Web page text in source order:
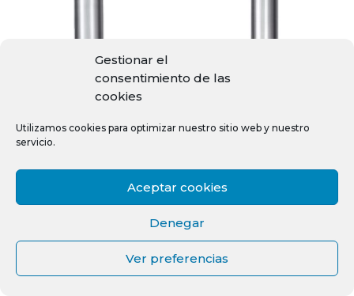
Gestionar el
consentimiento de las
cookies
Utilizamos cookies para optimizar nuestro sitio web y nuestro
servicio.
Aceptar cookies
Denegar
Ver preferencias
012771 014771